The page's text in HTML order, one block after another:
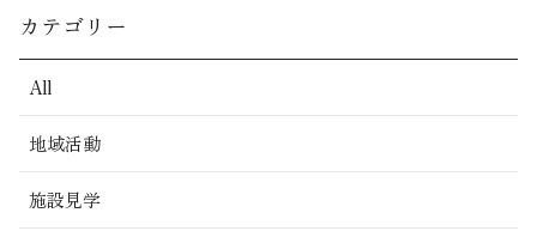
カテゴリー
All
地域活動
施設見学